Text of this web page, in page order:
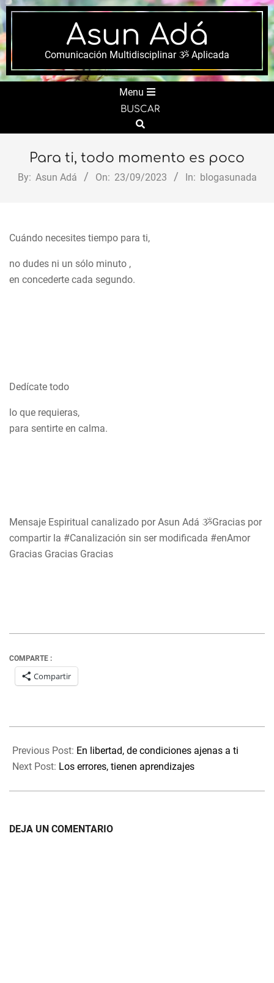
Skip
to
content
Asun Adá
Comunicación Multidisciplinar ૐ Aplicada
Menu
BUSCAR
Search
Para ti, todo momento es poco
By: Asun Adá On: 23/09/2023 In: blogasunada
Cuándo necesites tiempo para ti,
no dudes ni un sólo minuto ,
en concederte cada segundo.
Dedícate todo
lo que requieras,
para sentirte en calma.
Mensaje Espiritual canalizado por Asun Adá ૐGracias por
compartir la #Canalización sin ser modificada #enAmor
Gracias Gracias Gracias
COMPARTE :
Compartir
09-
23
Previous Post: En libertad, de condiciones ajenas a ti
Next Post: Los errores, tienen aprendizajes
DEJA UN COMENTARIO